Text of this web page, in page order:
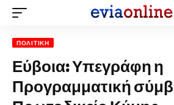
ΠΟΛΙΤΙΚΉ
Εύβοια: Υπεγράφη η
Προγραμματική